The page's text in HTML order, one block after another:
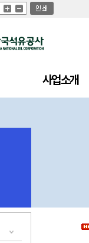
글
자
기
글
자
기
크
글
자
기
작
인
쇄
사업소개